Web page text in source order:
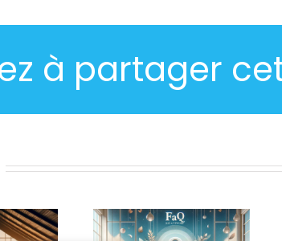
à partager